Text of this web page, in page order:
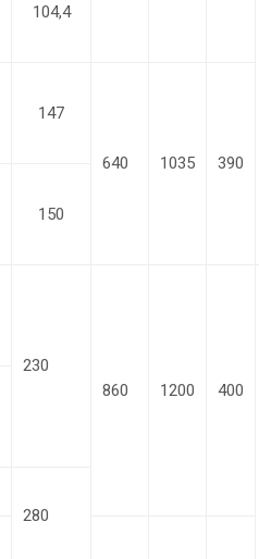
104,4
147
640 1035
390
150
230
860
1200 400
280